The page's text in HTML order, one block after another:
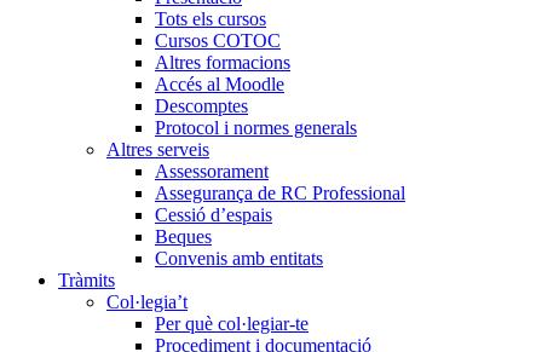
Tots els cursos
Cursos COTOC
Altres formacions
Accés al Moodle
Descomptes
Protocol i normes generals
Altres serveis
Assessorament
Assegurança de RC Professional
Cessió d’espais
Beques
Convenis amb entitats
Tràmits
Col·legia’t
Per què col·legiar-te
Procediment i documentació